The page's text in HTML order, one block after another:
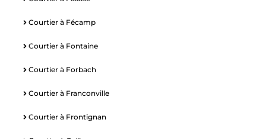
Courtier à Fécamp
Courtier à Fontaine
Courtier à Forbach
Courtier à Franconville
Courtier à Frontignan